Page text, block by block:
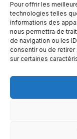
Pour offrir les
technologies telles
informations des
nous permettra de
de navigation ou les
consentir ou de
sur certaines
Courriel
Trouvez nous sur :
6651, boul. Saint-
Heures